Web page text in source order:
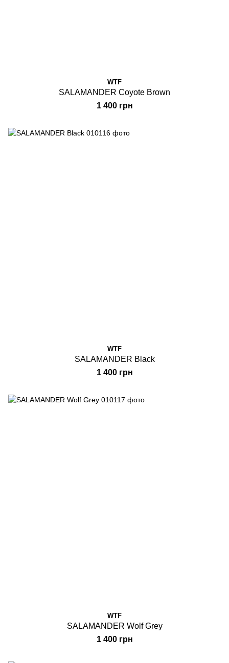
WTF
SALAMANDER Coyote Brown
1 400 грн
WTF
SALAMANDER Black
1 400 грн
WTF
SALAMANDER Wolf Grey
1 400 грн